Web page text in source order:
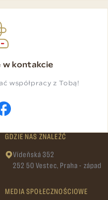
w kontakcie
współpracy z Tobą!
GDZIE NAS ZNALEŹĆ
Vídeňská 352
252 50 Vestec, Praha - západ
MEDIA SPOŁECZNOŚCIOWE